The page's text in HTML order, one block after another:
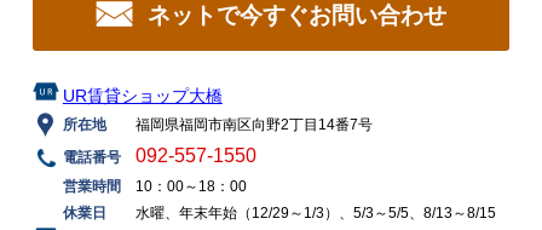
ネットで今すぐお問い合わせ
UR賃貸ショップ大橋
所在地
福岡県福岡市南区向野2丁目14番7号
電話番号
092-557-1550
営業時間
10：00～18：00
休業日
水曜、年末年始（12/29～1/3）、5/3～5/5、8/13～8/15